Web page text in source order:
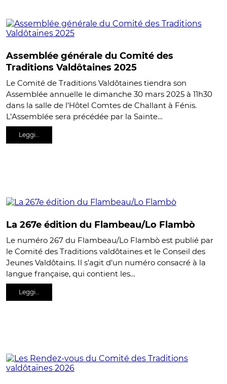
Assemblée générale du Comité des
Traditions Valdôtaines 2025
Le Comité de Traditions Valdôtaines tiendra son
Assemblée annuelle le dimanche 30 mars 2025 à 11h30
dans la salle de l’Hôtel Comtes de Challant à Fénis.
L’Assemblée sera précédée par la Sainte…
Leggi…
La 267e édition du Flambeau/Lo Flambò
Le numéro 267 du Flambeau/Lo Flambò est publié par
le Comité des Traditions valdôtaines et le Conseil des
Jeunes Valdôtains. Il s’agit d’un numéro consacré à la
langue française, qui contient les…
Leggi…